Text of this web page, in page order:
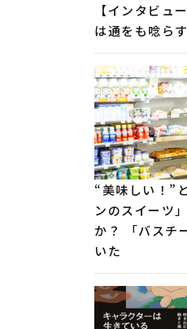
【インタビュ
は通をも唸ら
“美味しい！”
ンのスイーツ
か？ 「バスチ
いた